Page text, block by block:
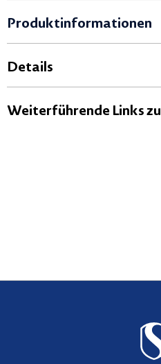
Produktinformationen
Details
Weiterführende Links